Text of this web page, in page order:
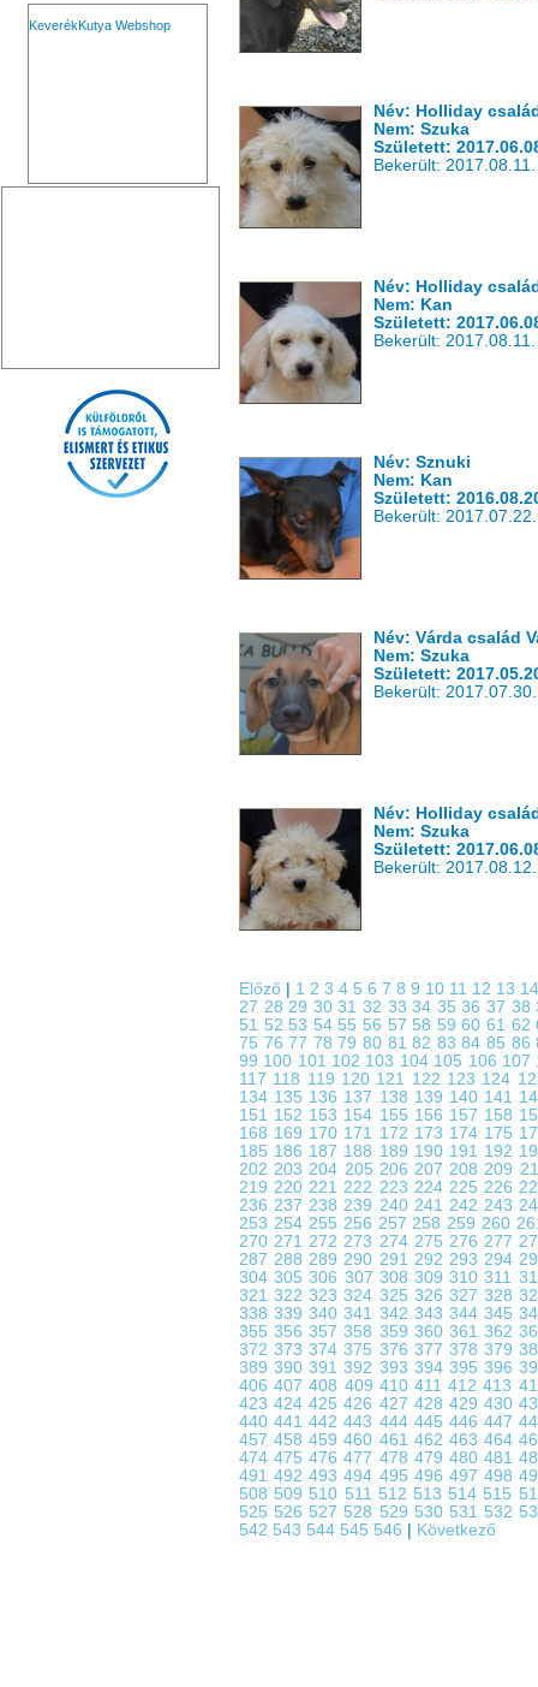
KeverékKutya Webshop
Név: Holliday
Nem: Szuka
Született:
Bekerült: 2017.08.11.
Név: Holliday
Nem: Kan
Született:
Bekerült: 2017.08.11.
Név: Sznuki
Nem: Kan
Született:
Bekerült: 2017.07.22.
Név: Várda család
Nem: Szuka
Született:
Bekerült: 2017.07.30.
Név: Holliday
Nem: Szuka
Született:
Bekerült: 2017.08.12.
Előző 1 2 3 4 5 6 7 8 9 10 11 12 13
27 2829 303132 3334 353637 38
51 52 53 54 55 56 57 58 596061 62
75 7677 787980 8182 838485 86
99 100 101 102 103 104 105 106 107
117 118 119 120 121 122 123 124
134 135 136 137 138 139 140 141
151 152 153 154 155 156 157 158
168 169 170 171 172 173 174 175
185 186 187 188 189 190 191 192
202203204 205 206 207208209
219220221222 223 224 225 226
236237238239 240 241 242 243
253 254 255 256 257258259260
270271272273 274 275 276 277
287288289290 291 292 293 294
304305306 307 308 309310311
321322323324 325 326 327 328
338339340341 342 343 344 345
355356357358 359 360 361 362
372373374375 376 377 378 379
389390391392 393 394 395 396
406407408 409 410 411412413
423424425426 427 428 429 430
440441442443 444 445 446 447
457458459460 461 462 463 464
474475476477 478 479 480 481
491492493494 495 496 497 498
508 509 510 511 512 513 514 515
525 526 527 528 529 530 531 532
542 543 544 545 546 Következő